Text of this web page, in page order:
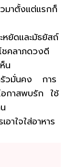
มาตั้งแต่แรกก็
ยัดและมัธยัสถ์
คลาภดวงดี
น
วมั่นคง การ
กาสพบรัก ใช้
ใจใส่อาหาร